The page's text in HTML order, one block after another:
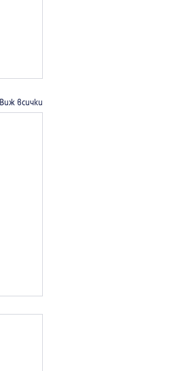
Виж всички